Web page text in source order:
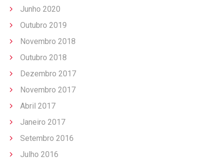
Junho 2020
Outubro 2019
Novembro 2018
Outubro 2018
Dezembro 2017
Novembro 2017
Abril 2017
Janeiro 2017
Setembro 2016
Julho 2016